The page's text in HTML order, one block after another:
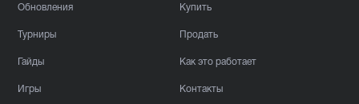
Обновления
Турниры
Гайды
Игры
Купить
Продать
Как это работает
Контакты